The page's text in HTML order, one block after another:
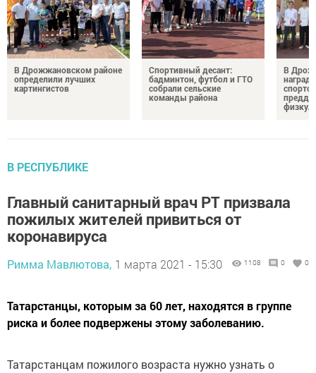
В Дрожжановском районе
определили лучших
картингистов
Спортивный десант:
бадминтон, футбол и ГТО
собрали сельские
команды района
В
В РЕСПУБЛИКЕ
Главный санитарный врач РТ призвала
пожилых жителей привиться от
коронавируса
Римма Мавлютова, 1 марта 2021 - 15:30 1108 0 0
Татарстанцы, которым за 60 лет, находятся в группе
риска и более подвержены этому заболеванию.
Татарстанцам пожилого возраста нужно узнать о